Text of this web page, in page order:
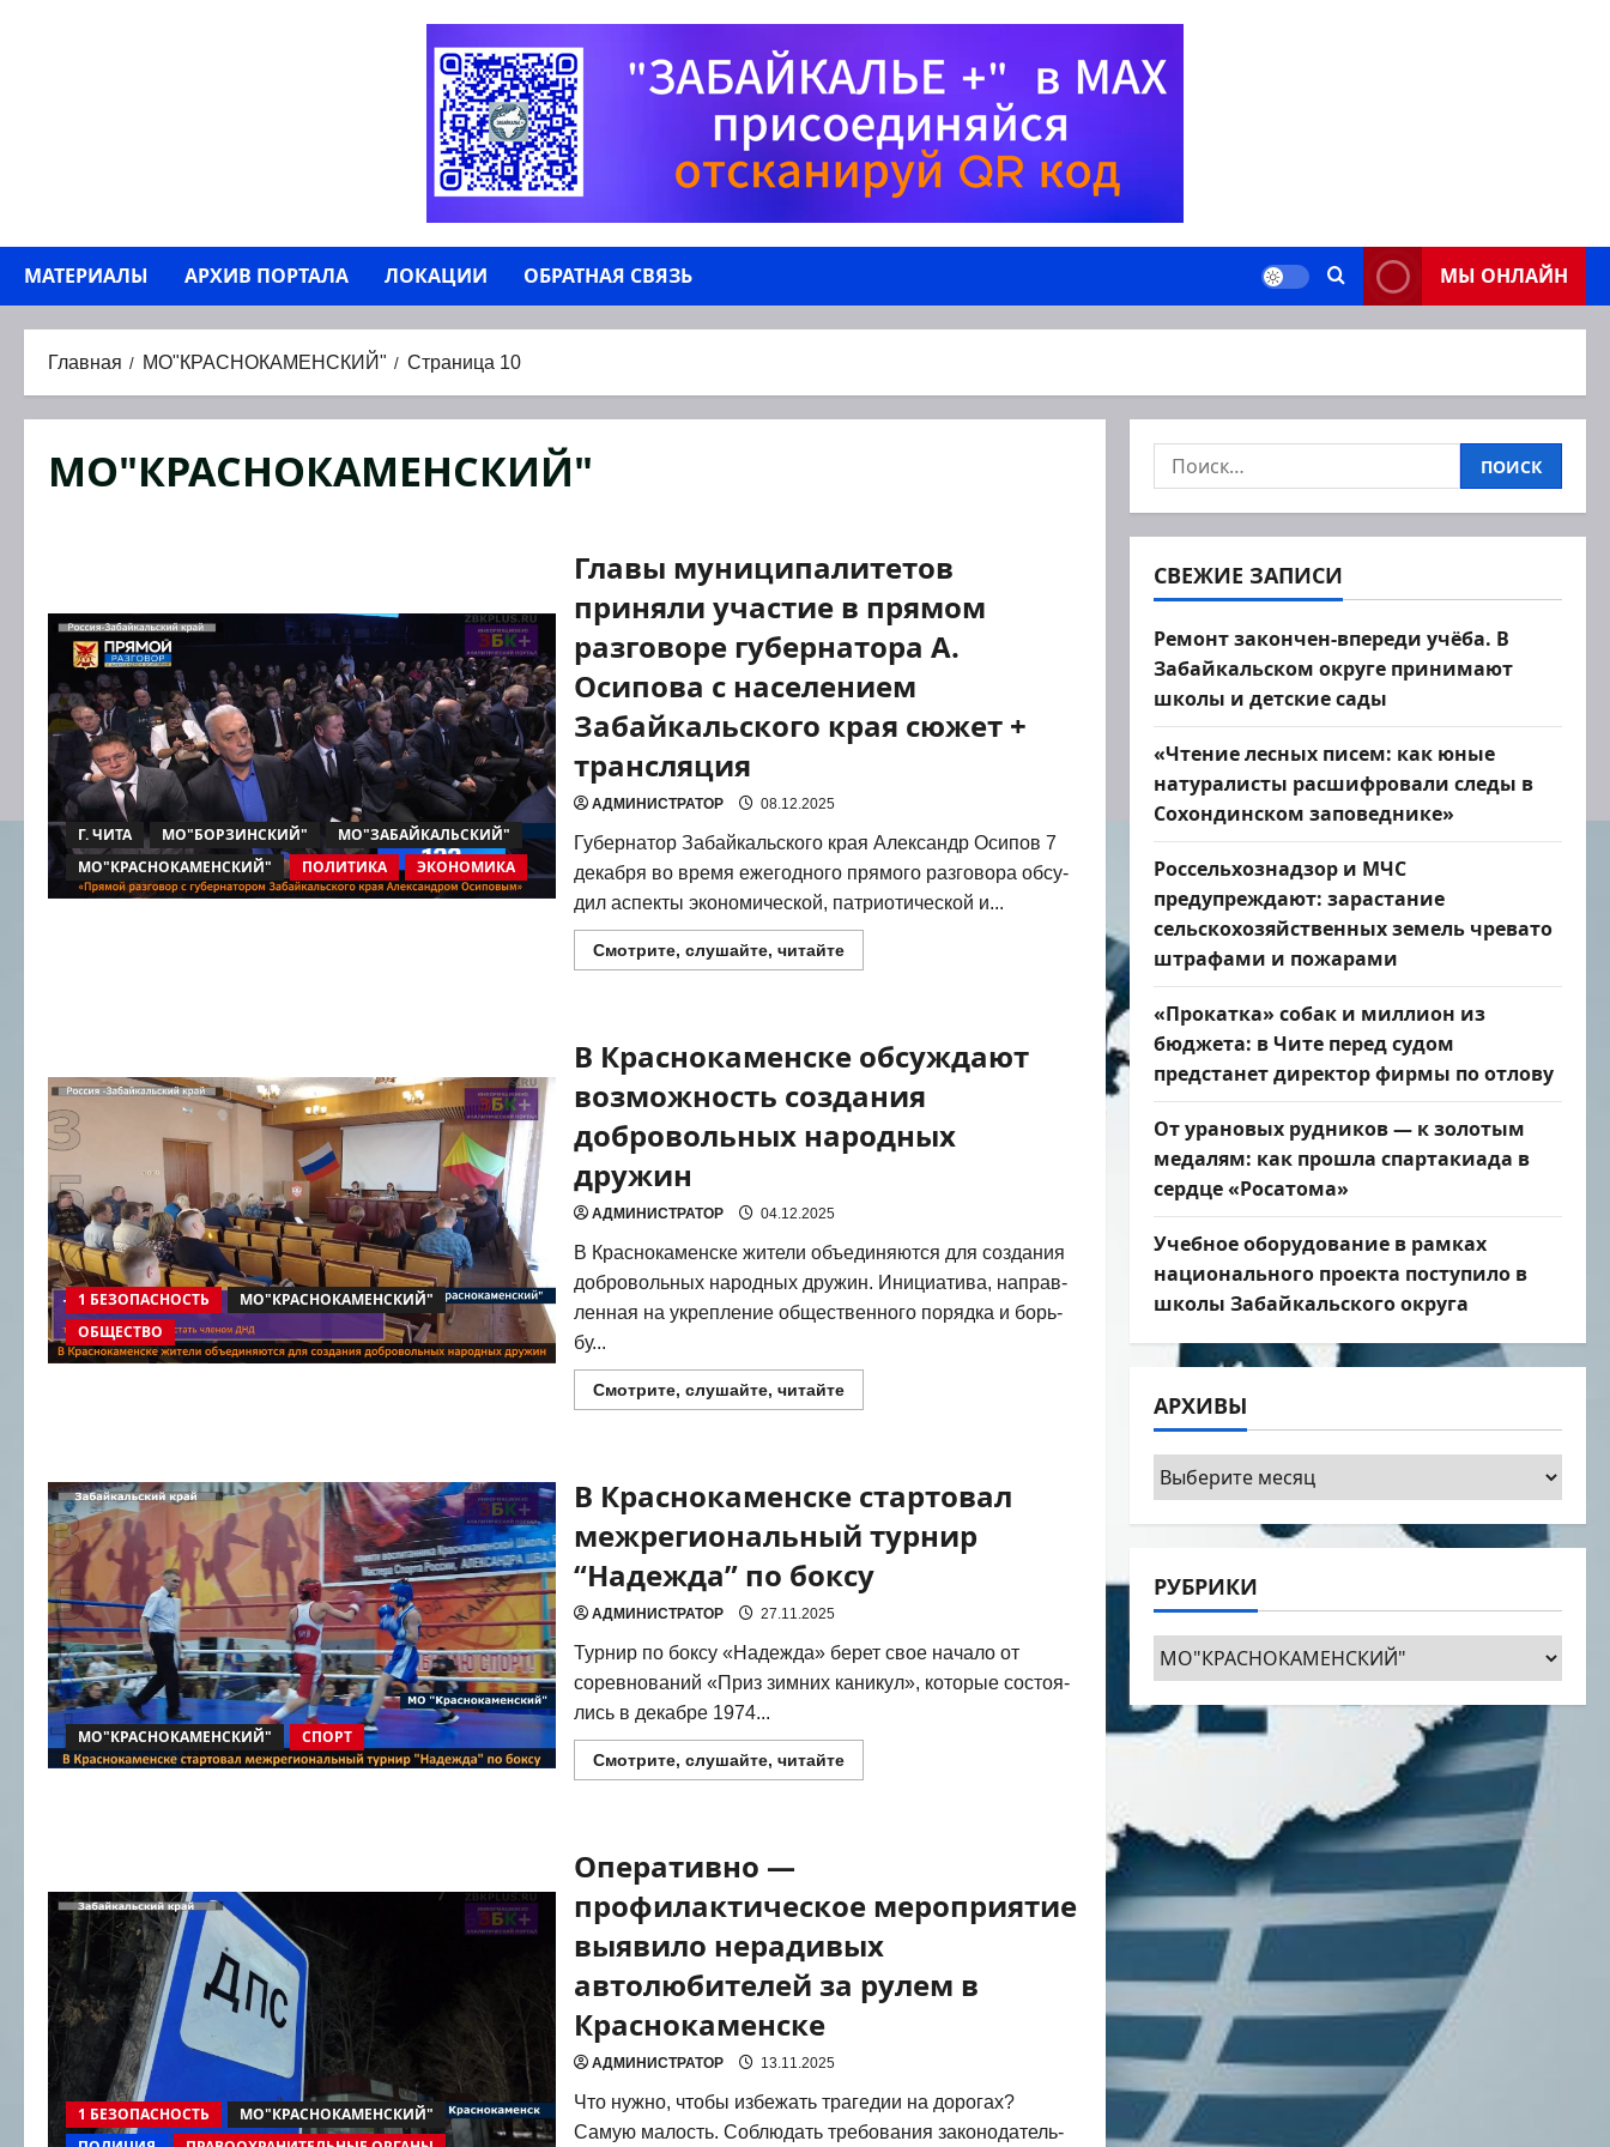
МАТЕРИАЛЫ АРХИВ ПОРТАЛА ЛОКАЦИИ ОБРАТНАЯ СВЯЗЬ МЫ ОНЛАЙН
Главная МО"КРАСНОКАМЕНСКИЙ" Страница 10
МО"КРАСНОКАМЕНСКИЙ"
Г. ЧИТА МО"БОРЗИНСКИЙ"
МО"ЗАБАЙКАЛЬСКИЙ"
МО"КРАСНОКАМЕНСКИЙ"
ПОЛИТИКА ЭКОНОМИКА
Главы муниципалитетов
приняли участие в прямом
разговоре губернатора А.
Осипова с населением
Забайкальского края сюжет +
трансляция
АДМИНИСТРАТОР 08.12.2025
Губер­на­тор Забай­каль­ско­го края Алек­сандр Оси­пов 7
декаб­ря во вре­мя еже­год­но­го пря­мо­го раз­го­во­ра обсу­
дил аспек­ты эко­но­ми­че­ской, пат­ри­о­ти­че­ской и...
Смотрите, слушайте, читайтеПрочитать
больше
участие
в
разговоре
губернатора
А.
Осипова
+
трансляция
1 БЕЗОПАСНОСТЬ
МО"КРАСНОКАМЕНСКИЙ"
ОБЩЕСТВО
В Краснокаменске обсуждают
возможность создания
добровольных народных
дружин
АДМИНИСТРАТОР 04.12.2025
В Крас­но­ка­мен­ске жите­ли объ­еди­ня­ют­ся для созда­ния
доб­ро­воль­ных народ­ных дру­жин. Ини­ци­а­ти­ва, направ­
лен­ная на укреп­ле­ние обще­ствен­но­го поряд­ка и борь­
бу...
Смотрите, слушайте, читайтеПрочитать
больше
возможность
создания
добровольных
народных
дружин
МО"КРАСНОКАМЕНСКИЙ" СПОРТ
В Краснокаменске стартовал
межрегиональный турнир
“Надежда” по боксу
АДМИНИСТРАТОР 27.11.2025
Тур­нир по бок­су «Надеж­да» берет свое нача­ло от
сорев­но­ва­ний «Приз зим­них кани­кул», кото­рые состо­я­
лись в декаб­ре 1974...
Смотрите, слушайте, читайтеПрочитать
больше
по
1 БЕЗОПАСНОСТЬ
МО"КРАСНОКАМЕНСКИЙ"
Оперативно —
профилактическое мероприятие
выявило нерадивых
автолюбителей за рулем в
Краснокаменске
АДМИНИСТРАТОР 13.11.2025
Что нуж­но, что­бы избе­жать тра­ге­дии на доро­гах?
Самую малость. Соблю­дать тре­бо­ва­ния зако­но­да­тель­
Найти:
СВЕЖИЕ ЗАПИСИ
Ремонт закончен-впереди учёба. В
Забайкальском округе принимают
школы и детские сады
«Чтение лесных писем: как юные
натуралисты расшифровали следы в
Сохондинском заповеднике»
Россельхознадзор и МЧС
предупреждают: зарастание
сельскохозяйственных земель чревато
штрафами и пожарами
«Прокатка» собак и миллион из
бюджета: в Чите перед судом
предстанет директор фирмы по отлову
От урановых рудников — к золотым
медалям: как прошла спартакиада в
сердце «Росатома»
Учебное оборудование в рамках
национального проекта поступило в
школы Забайкальского округа
АРХИВЫ
Архивы
РУБРИКИ
Рубрики